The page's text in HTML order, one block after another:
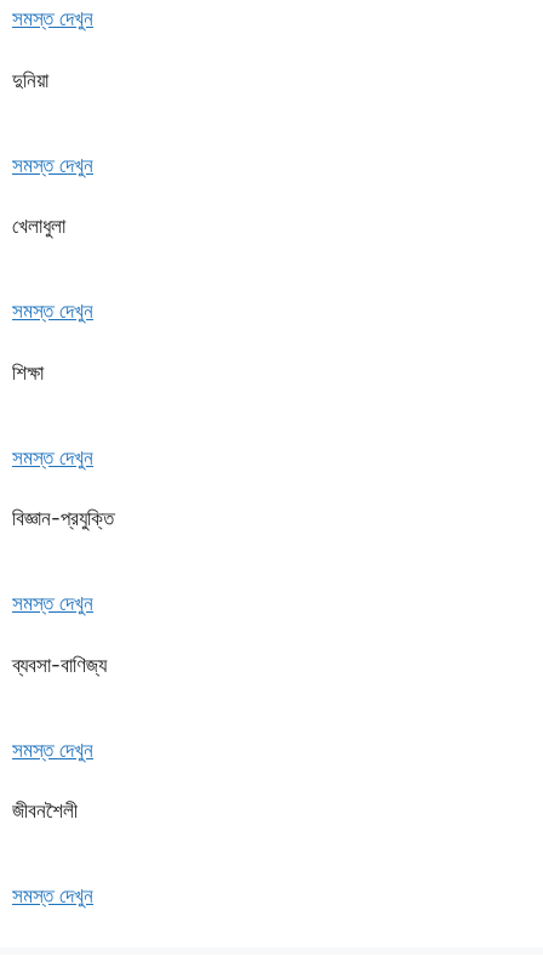
সমস্ত দেখুন
দুনিয়া
সমস্ত দেখুন
খেলাধুলা
সমস্ত দেখুন
শিক্ষা
সমস্ত দেখুন
বিজ্ঞান-প্রযুক্তি
সমস্ত দেখুন
ব্যবসা-বাণিজ্য
সমস্ত দেখুন
জীবনশৈলী
সমস্ত দেখুন